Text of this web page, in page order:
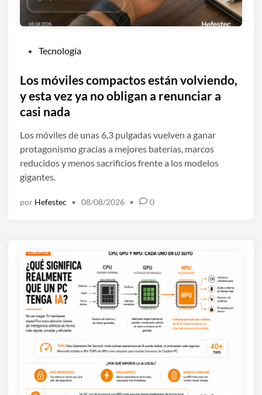
b
l
i
a
d
o
e
Tecnología
Los móviles compactos están volviendo,
y esta vez ya no obligan a renunciar a
casi nada
Los móviles de unas 6,3 pulgadas vuelven a ganar
protagonismo gracias a mejores baterías, marcos
reducidos y menos sacrificios frente a los modelos
gigantes.
por Hefestec • 08/08/2026 • 0